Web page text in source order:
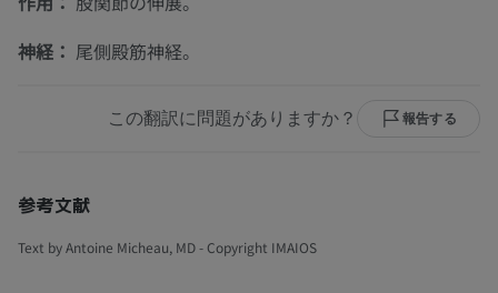
神経： 尾側殿筋神経。
この翻訳に問題がありますか？ 報告する
参考文献
Text by Antoine Micheau, MD - Copyright IMAIOS